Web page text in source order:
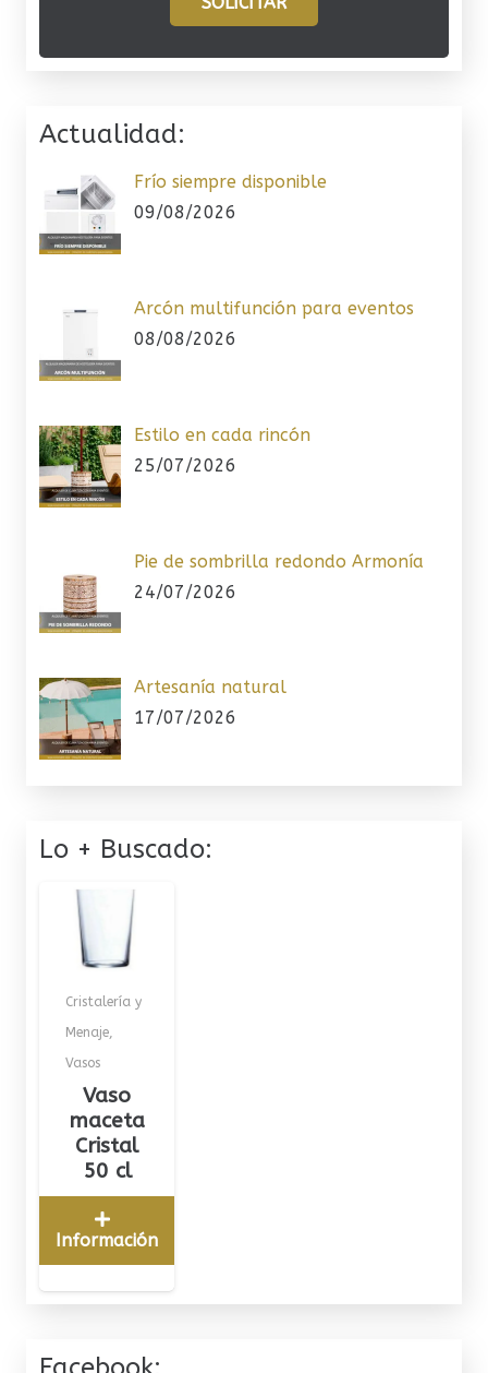
Actualidad:
Frío siempre disponible
09/08/2026
Arcón multifunción para eventos
08/08/2026
Estilo en cada rincón
25/07/2026
Pie de sombrilla redondo Armonía
24/07/2026
Artesanía natural
17/07/2026
Lo + Buscado:
Cristalería y
Menaje
Vasos
Vaso
maceta
Cristal
50 cl
Información